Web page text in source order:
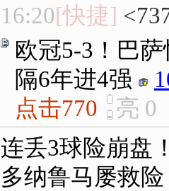
16:20[快捷]
欧冠5-3！巴
隔6年进4强
点击770
亮 0
连丢3球险崩盘
多纳鲁马屡救险